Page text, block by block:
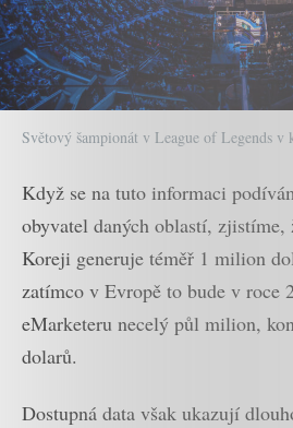
Světový šampionát v League of Legends v
Když se na tuto informaci
obyvatel daných oblastí, zjistíme,
Koreji generuje téměř 1 milion
zatímco v Evropě to bude v roce
eMarketeru necelý půl milion,
dolarů.
Dostupná data však ukazují